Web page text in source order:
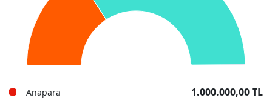
Anapara 1.000.000,00 TL